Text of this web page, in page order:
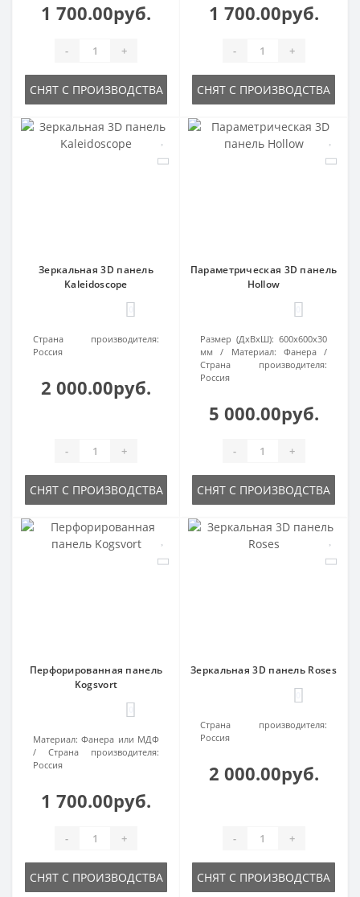
1 700.00руб.
- +
СНЯТ С ПРОИЗВОДСТВА
1 700.00руб.
- +
СНЯТ С ПРОИЗВОДСТВА
Зеркальная 3D панель
Kaleidoscope
Страна производителя:
Россия
2 000.00руб.
- +
СНЯТ С ПРОИЗВОДСТВА
Параметрическая 3D панель
Hollow
Размер (ДхВхШ): 600х600х30
мм
Материал:
Фанера
Страна производителя:
Россия
5 000.00руб.
- +
СНЯТ С ПРОИЗВОДСТВА
Перфорированная панель
Kogsvort
Материал: Фанера или МДФ
Страна производителя:
Россия
1 700.00руб.
- +
СНЯТ С ПРОИЗВОДСТВА
Зеркальная 3D панель Roses
Страна производителя:
Россия
2 000.00руб.
- +
СНЯТ С ПРОИЗВОДСТВА